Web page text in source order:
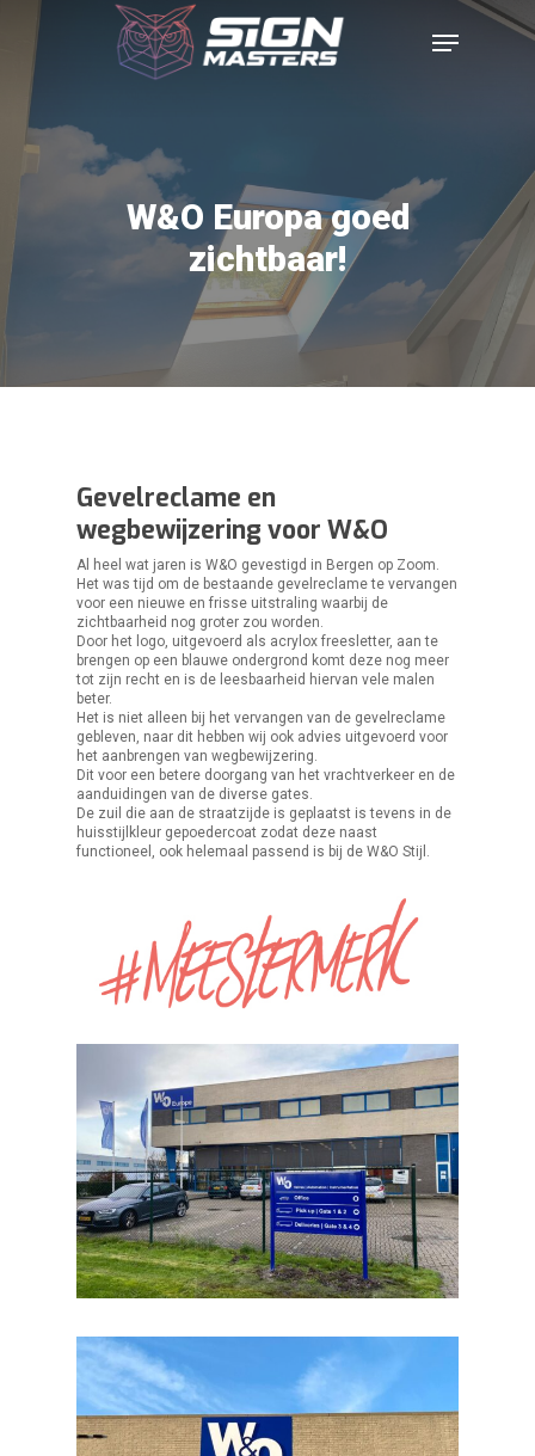
W&O Europa goed
zichtbaar!
Gevelreclame en
wegbewijzering voor W&O
Al heel wat jaren is W&O gevestigd in Bergen op Zoom.
Het was tijd om de bestaande gevelreclame te vervangen
voor een nieuwe en frisse uitstraling waarbij de
zichtbaarheid nog groter zou worden.
Door het logo, uitgevoerd als acrylox freesletter, aan te
brengen op een blauwe ondergrond komt deze nog meer
tot zijn recht en is de leesbaarheid hiervan vele malen
beter.
Het is niet alleen bij het vervangen van de gevelreclame
gebleven, naar dit hebben wij ook advies uitgevoerd voor
het aanbrengen van wegbewijzering.
Dit voor een betere doorgang van het vrachtverkeer en de
aanduidingen van de diverse gates.
De zuil die aan de straatzijde is geplaatst is tevens in de
huisstijlkleur gepoedercoat zodat deze naast
functioneel, ook helemaal passend is bij de W&O Stijl.